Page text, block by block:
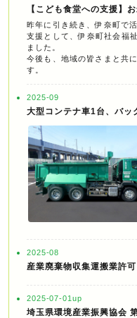
【こども食堂への支援】
昨年に引き続き、伊奈町で
支援として、伊奈町社会福
ました。
今後も、地域の皆さまと共
す。
2025-09
大型コンテナ車1台、バッ
2025-08
産業廃棄物収集運搬業許
2025-07-01up
埼玉県環境産業振興協会